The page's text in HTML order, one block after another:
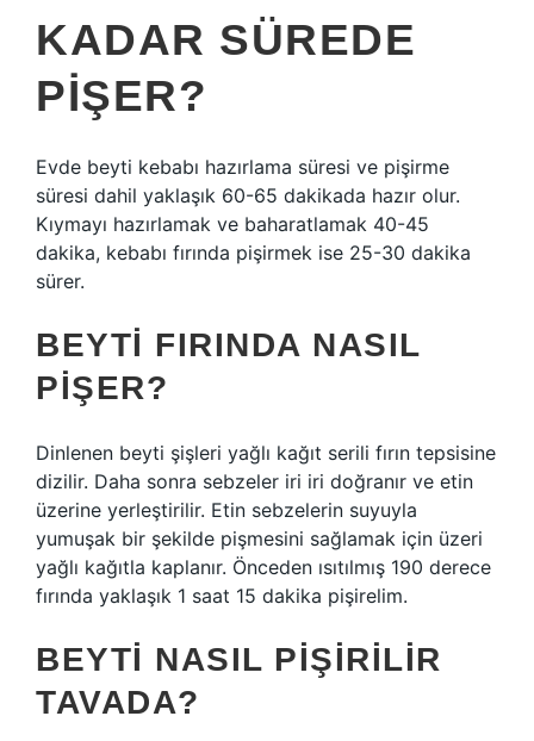
KADAR SÜREDE
PIŞER?
Evde beyti kebabı hazırlama süresi ve pişirme
süresi dahil yaklaşık 60-65 dakikada hazır olur.
Kıymayı hazırlamak ve baharatlamak 40-45
dakika, kebabı fırında pişirmek ise 25-30 dakika
sürer.
BEYTI FIRINDA NASIL
PIŞER?
Dinlenen beyti şişleri yağlı kağıt serili fırın tepsisine
dizilir. Daha sonra sebzeler iri iri doğranır ve etin
üzerine yerleştirilir. Etin sebzelerin suyuyla
yumuşak bir şekilde pişmesini sağlamak için üzeri
yağlı kağıtla kaplanır. Önceden ısıtılmış 190 derece
fırında yaklaşık 1 saat 15 dakika pişirelim.
BEYTI NASIL PIŞIRILIR
TAVADA?